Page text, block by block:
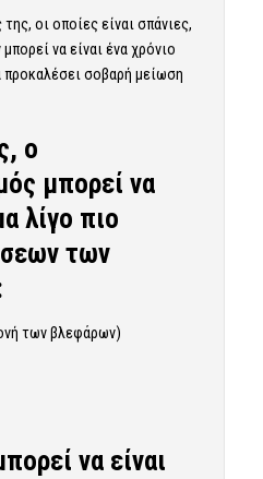
οι οποίες είναι σπάνιες,
να είναι ένα χρόνιο
προκαλέσει σοβαρή μείωση
ο
μπορεί να
λίγο πιο
των
των βλεφάρων)
να είναι